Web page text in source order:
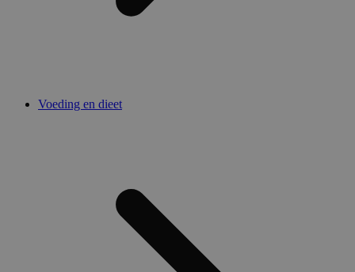
Voeding en dieet